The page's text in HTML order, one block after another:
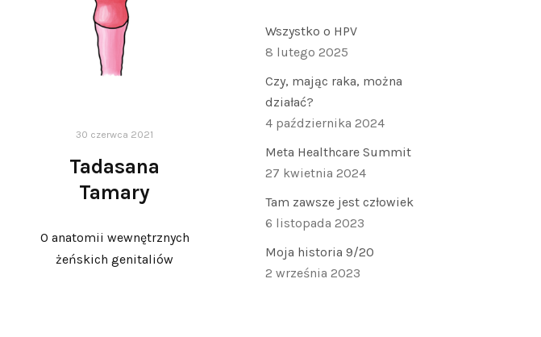
30 czerwca 2021
Tadasana
Tamary
O anatomii wewnętrznych
żeńskich genitaliów
Wszystko o HPV
8 lutego 2025
Czy, mając raka, można
działać?
4 października 2024
Meta Healthcare Summit
27 kwietnia 2024
Tam zawsze jest człowiek
6 listopada 2023
Moja historia 9/20
2 września 2023